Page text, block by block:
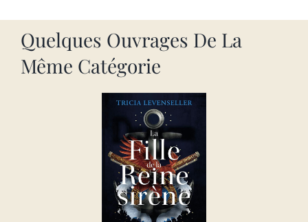
Quelques Ouvrages De La
Même Catégorie